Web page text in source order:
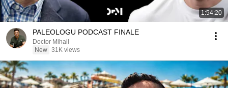
1:54:20
PALEOLOGU PODCAST FINALE
Doctor Mihail
New 31K views